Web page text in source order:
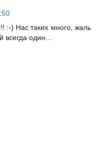
:-) Нас таких много, жаль
всегда один…